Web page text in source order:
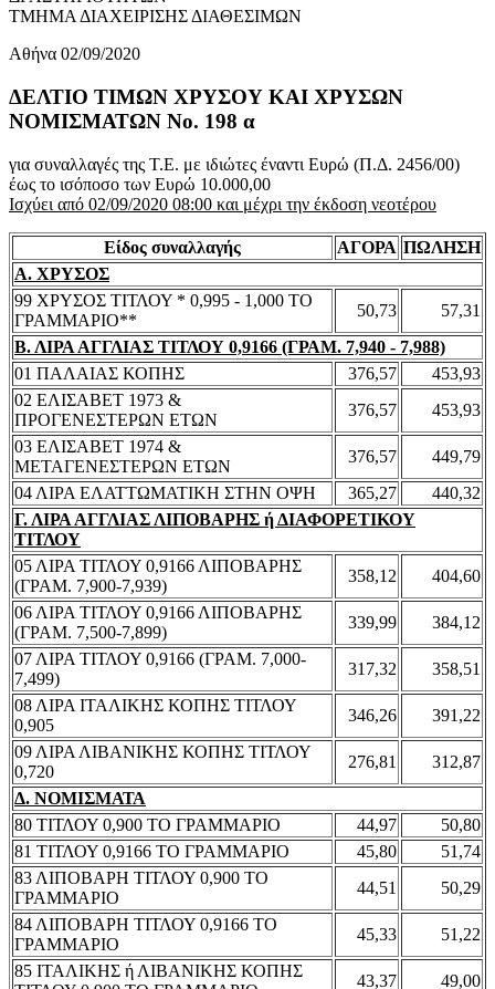
ΤΜΗΜΑ ΔΙΑΧΕΙΡΙΣΗΣ ΔΙΑΘΕΣΙΜΩΝ
Αθήνα 02/09/2020
ΔΕΛΤΙΟ ΤΙΜΩΝ ΧΡΥΣΟΥ ΚΑΙ ΧΡΥΣΩΝ
ΝΟΜΙΣΜΑΤΩΝ No. 198 α
για συναλλαγές της Τ.Ε. με ιδιώτες έναντι Ευρώ (Π.Δ. 2456/00)
έως το ισόποσο των Ευρώ 10.000,00
Ισχύει από 02/09/2020 08:00 και μέχρι την έκδοση νεοτέρου
Είδος συναλλαγής ΑΓΟΡΑ ΠΩΛΗΣΗ
Α. ΧΡΥΣΟΣ
99 ΧΡΥΣΟΣ ΤΙΤΛΟΥ * 0,995 - 1,000 ΤΟ
ΓΡΑΜΜΑΡΙΟ**
50,73
57,31
Β. ΛΙΡΑ ΑΓΓΛΙΑΣ ΤΙΤΛΟΥ 0,9166 (ΓΡΑΜ. 7,940 - 7,988)
01 ΠΑΛΑΙΑΣ ΚΟΠΗΣ
376,57
453,93
02 ΕΛΙΣΑΒΕΤ 1973 &
ΠΡΟΓΕΝΕΣΤΕΡΩΝ ΕΤΩΝ
376,57
453,93
03 ΕΛΙΣΑΒΕΤ 1974 &
ΜΕΤΑΓΕΝΕΣΤΕΡΩΝ ΕΤΩΝ
376,57
449,79
04 ΛΙΡΑ ΕΛΑΤΤΩΜΑΤΙΚΗ ΣΤΗΝ ΟΨΗ
365,27
440,32
Γ. ΛΙΡΑ ΑΓΓΛΙΑΣ ΛΙΠΟΒΑΡΗΣ ή ΔΙΑΦΟΡΕΤΙΚΟΥ
ΤΙΤΛΟΥ
05 ΛΙΡΑ ΤΙΤΛΟΥ 0,9166 ΛΙΠΟΒΑΡΗΣ
(ΓΡΑΜ. 7,900-7,939)
358,12
404,60
06 ΛΙΡΑ ΤΙΤΛΟΥ 0,9166 ΛΙΠΟΒΑΡΗΣ
(ΓΡΑΜ. 7,500-7,899)
339,99
384,12
07 ΛΙΡΑ ΤΙΤΛΟΥ 0,9166 (ΓΡΑΜ. 7,000-
7,499)
317,32
358,51
08 ΛΙΡΑ ΙΤΑΛΙΚΗΣ ΚΟΠΗΣ ΤΙΤΛΟΥ
0,905
346,26
391,22
09 ΛΙΡΑ ΛΙΒΑΝΙΚΗΣ ΚΟΠΗΣ ΤΙΤΛΟΥ
0,720
276,81
312,87
Δ. ΝΟΜΙΣΜΑΤΑ
80 ΤΙΤΛΟΥ 0,900 ΤΟ ΓΡΑΜΜΑΡΙΟ
44,97
50,80
81 ΤΙΤΛΟΥ 0,9166 ΤΟ ΓΡΑΜΜΑΡΙΟ
45,80
51,74
83 ΛΙΠΟΒΑΡΗ ΤΙΤΛΟΥ 0,900 ΤΟ
ΓΡΑΜΜΑΡΙΟ
44,51
50,29
84 ΛΙΠΟΒΑΡΗ ΤΙΤΛΟΥ 0,9166 ΤΟ
ΓΡΑΜΜΑΡΙΟ
45,33
51,22
85 ΙΤΑΛΙΚΗΣ ή ΛΙΒΑΝΙΚΗΣ ΚΟΠΗΣ
43,37
49,00